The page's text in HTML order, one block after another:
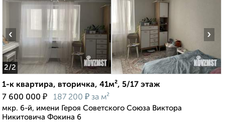
2/2
‹ ›
1-к квартира, вторичка, 41м², 5/17 этаж
7 600 000 ₽ 187 200 ₽ за м²
мкр. 6-й, имени Героя Советского Союза Виктора
Никитовича Фокина 6